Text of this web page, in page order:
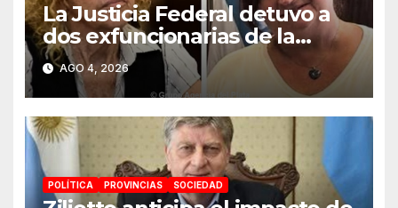
La Justicia Federal detuvo a
dos exfuncionarias de la
ANMAT y el INAME por la
causa del fentanilo
contaminado
AGO 4, 2026
POLÍTICA PROVINCIAS SOCIEDAD